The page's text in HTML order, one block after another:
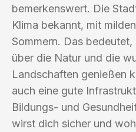
bemerkenswert. Die
Klima bekannt, mit
Sommern. Das
über die Natur und die
Landschaften genießen
auch eine gute
Bildungs- und
wirst dich sicher und